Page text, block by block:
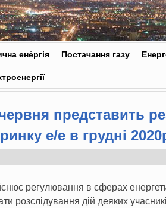
ене́ргія Постачання газу
представить
е/е в грудні
регулювання в сферах
розслідування дій деяких